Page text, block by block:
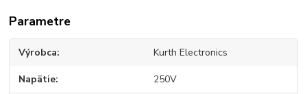
Parametre
Výrobca Kurth Electronics
Napätie 250V